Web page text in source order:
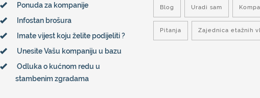
Ponuda za kompanije
Infostan brošura
Imate vijest koju želite podijeliti ?
Unesite Vašu kompaniju u bazu
Odluka o kućnom redu u
stambenim zgradama
Blog Uradi sam
Pitanja Zajednica etažnih